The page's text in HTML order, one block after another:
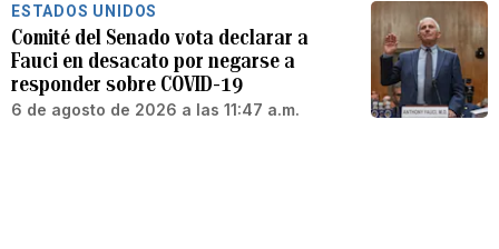
ESTADOS UNIDOS
Comité del Senado vota declarar a
Fauci en desacato por negarse a
responder sobre COVID-19
6 de agosto de 2026 a las 11:47 a.m.